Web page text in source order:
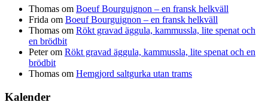
Thomas om Boeuf Bourguignon – en fransk helkväll
Frida om Boeuf Bourguignon – en fransk helkväll
Thomas om Rökt gravad äggula, kammussla, lite spenat och
en brödbit
Peterom Rökt gravad äggula, kammussla, lite spenat och en
brödbit
Thomas om Hemgjord saltgurka utan trams
Kalender